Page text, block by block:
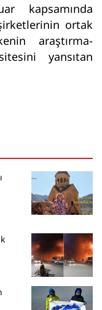
kapsamında
ortak
araştırma-
yansıtan